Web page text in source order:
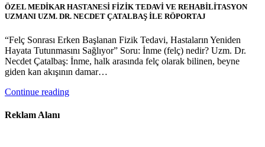
ÖZEL MEDİKAR HASTANESİ FİZİK TEDAVİ VE REHABİLİTASYON
UZMANI UZM. DR. NECDET ÇATALBAŞ İLE RÖPORTAJ
“Felç Sonrası Erken Başlanan Fizik Tedavi, Hastaların Yeniden
Hayata Tutunmasını Sağlıyor” Soru: İnme (felç) nedir? Uzm. Dr.
Necdet Çatalbaş: İnme, halk arasında felç olarak bilinen, beyne
giden kan akışının damar…
Continue reading
Reklam Alanı